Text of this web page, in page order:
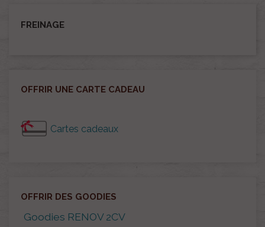
FREINAGE
OFFRIR UNE CARTE CADEAU
Cartes cadeaux
OFFRIR DES GOODIES
Goodies RENOV 2CV